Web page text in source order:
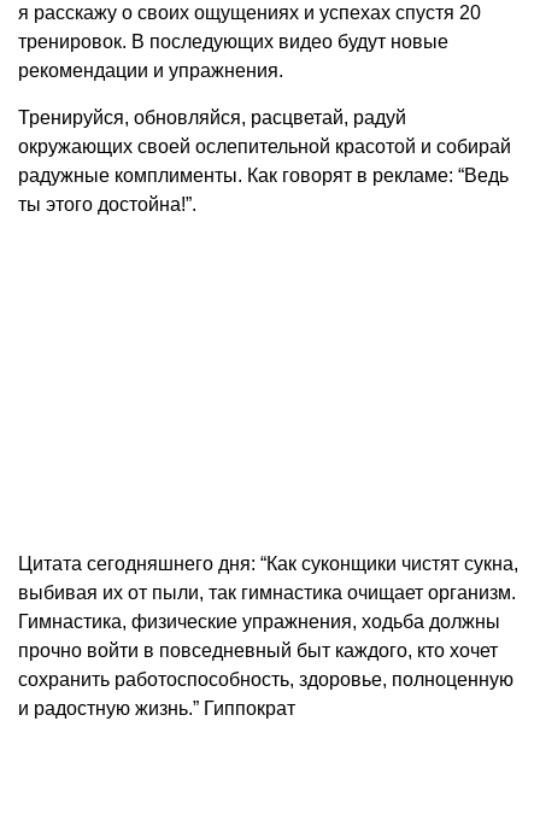
я расскажу о своих ощущениях и успехах спустя 20
тренировок. В последующих видео будут новые
рекомендации и упражнения.
Тренируйся, обновляйся, расцветай, радуй
окружающих своей ослепительной красотой и собирай
радужные комплименты. Как говорят в рекламе: “Ведь
ты этого достойна!”.
Цитата сегодняшнего дня: “Как суконщики чистят сукна,
выбивая их от пыли, так гимнастика очищает организм.
Гимнастика, физические упражнения, ходьба должны
прочно войти в повседневный быт каждого, кто хочет
сохранить работоспособность, здоровье, полноценную
и радостную жизнь.” Гиппократ